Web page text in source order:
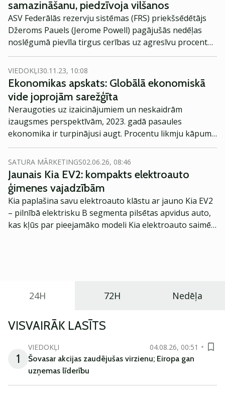
samazināšanu, piedzīvoja vilšanos
ASV Federālās rezervju sistēmas (FRS) priekšsēdētājs
Džeroms Pauels (Jerome Powell) pagājušās nedēļas
noslēgumā pievīla tirgus cerības uz agresīvu procentu
likmju samazināšanu, norādot, ka ir pāragri ziņot par
uzvaru cīņā ar inflāciju.
VIEDOKĻI30.11.23, 10:08
Ekonomikas apskats: Globālā ekonomiskā
vide joprojām sarežģīta
Neraugoties uz izaicinājumiem un neskaidrām
izaugsmes perspektīvām, 2023. gadā pasaules
ekonomika ir turpinājusi augt. Procentu likmju kāpums
palīdzējis samazināt inflāciju, energoresursu cenas ir
kritušās, un pasaules ekonomikai līdz šim ir izdevies
izvairīties no recesijas, norāda Mārtiņš Āboliņš, bankas
Citadele ekonomists.
SATURA MĀRKETINGS02.06.26, 08:46
Jaunais Kia EV2: kompakts elektroauto
ģimenes vajadzībām
Kia paplašina savu elektroauto klāstu ar jauno Kia EV2
– pilnībā elektrisku B segmenta pilsētas apvidus auto,
kas kļūs par pieejamāko modeli Kia elektroauto saimē
24H 72H Nedēļa
VISVAIRĀK LASĪTS
1
VIEDOKĻI
04.08.26, 00:51
Šovasar akcijas zaudējušas virzienu; Eiropa gan
uzņemas līderību